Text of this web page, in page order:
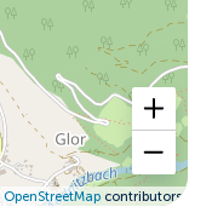
OpenStreetMapcontributors